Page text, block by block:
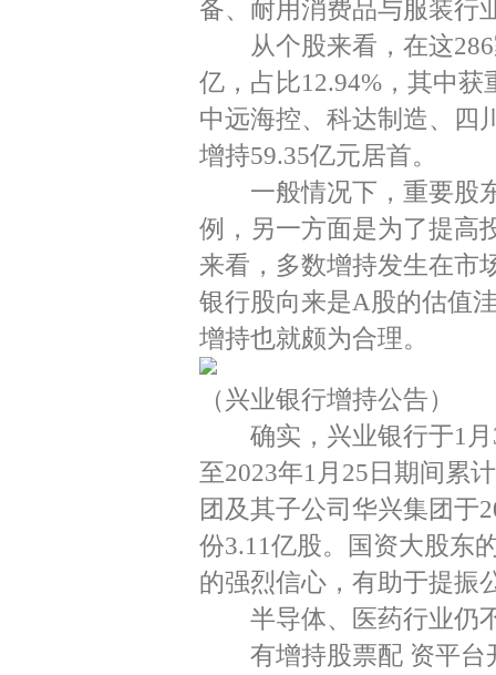
备、耐用消费品与服装行
从个股来看，在这286
亿，占比12.94%，其中
中远海控、科达制造、四
增持59.35亿元居首。
一般情况下，重要股东
例，另一方面是为了提高
来看，多数增持发生在市
银行股向来是A股的估值
增持也就颇为合理。
（兴业银行增持公告）
确实，兴业银行于1月
至2023年1月25日期间累
团及其子公司华兴集团于
份3.11亿股。国资大股东
的强烈信心，有助于提振
半导体、医药行业仍不
有增持股票配 资平台